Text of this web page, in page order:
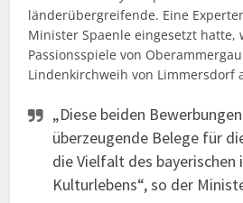
länderübergreifende. Eine
Minister Spaenle eingesetzt hatte,
Passionsspiele von
Lindenkirchweih von Limmersdorf
„Diese beiden
überzeugende Belege für
die Vielfalt des
Kulturlebens“, so der